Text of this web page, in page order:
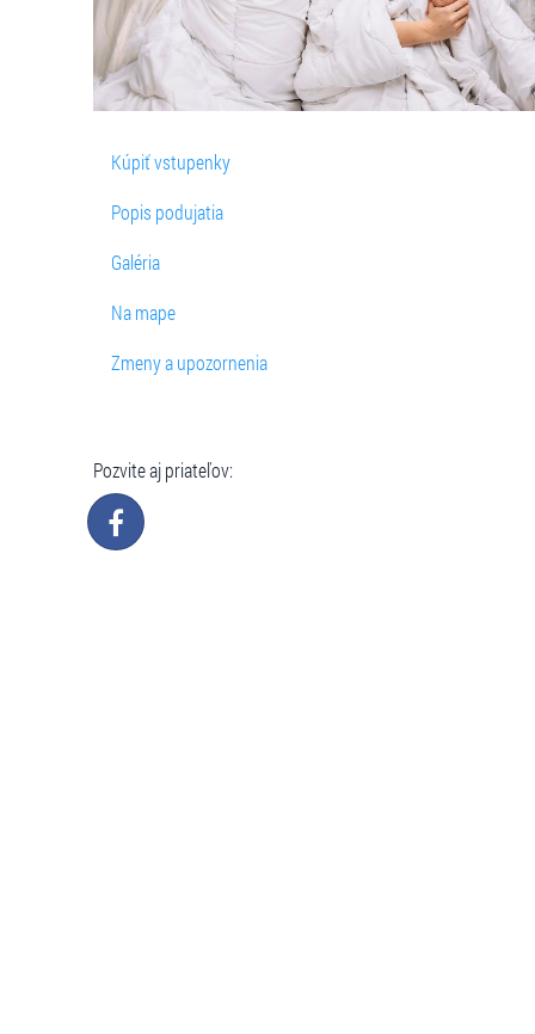
Kúpiť vstupenky
Popis podujatia
Galéria
Na mape
Zmeny a upozornenia
Pozvite aj priateľov: